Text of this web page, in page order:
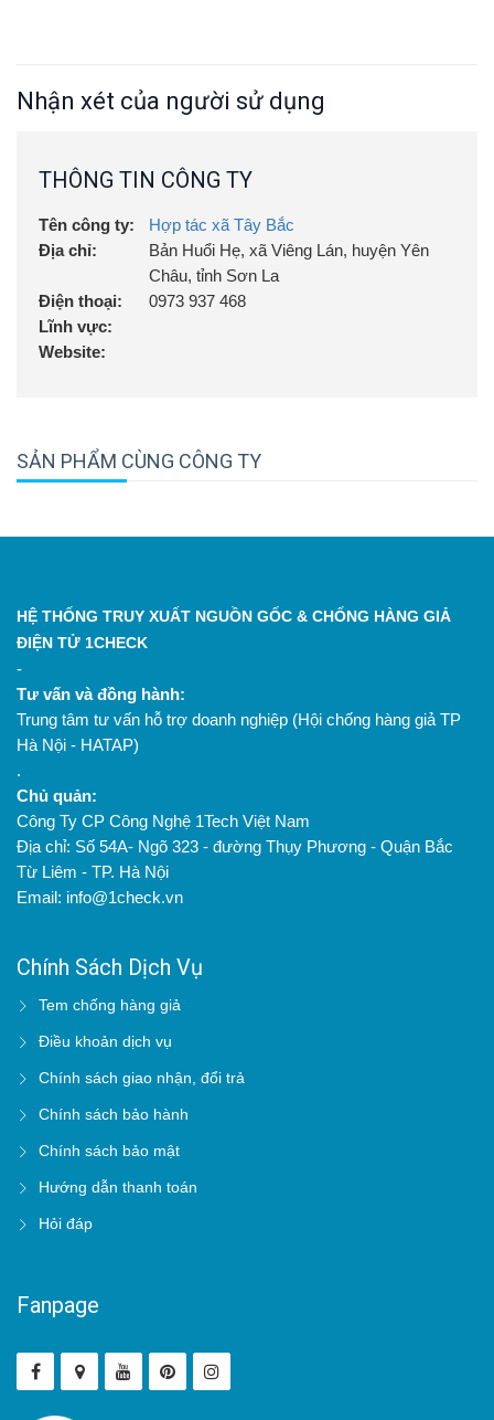
Nhận xét của người sử dụng
THÔNG TIN CÔNG TY
Tên công ty:
Hợp tác xã Tây Bắc
Địa chỉ:
Bản Huổi Hẹ, xã Viêng Lán, huyện Yên
Châu, tỉnh Sơn La
Điện thoại:
0973 937 468
Lĩnh vực:
Website:
SẢN PHẨM CÙNG CÔNG TY
HỆ THỐNG TRUY XUẤT NGUỒN GỐC & CHỐNG HÀNG GIẢ
ĐIỆN TỬ 1CHECK
-
Tư vấn và đồng hành:
Trung tâm tư vấn hỗ trợ doanh nghiệp (Hội chống hàng giả TP
Hà Nội - HATAP)
.
Chủ quản:
Công Ty CP Công Nghệ 1Tech Việt Nam
Địa chỉ: Số 54A- Ngõ 323 - đường Thụy Phương - Quận Bắc
Từ Liêm - TP. Hà Nội
Email: info@1check.vn
Chính Sách Dịch Vụ
Tem chống hàng giả
Điều khoản dịch vụ
Chính sách giao nhận, đổi trả
Chính sách bảo hành
Chính sách bảo mật
Hướng dẫn thanh toán
Hỏi đáp
Fanpage